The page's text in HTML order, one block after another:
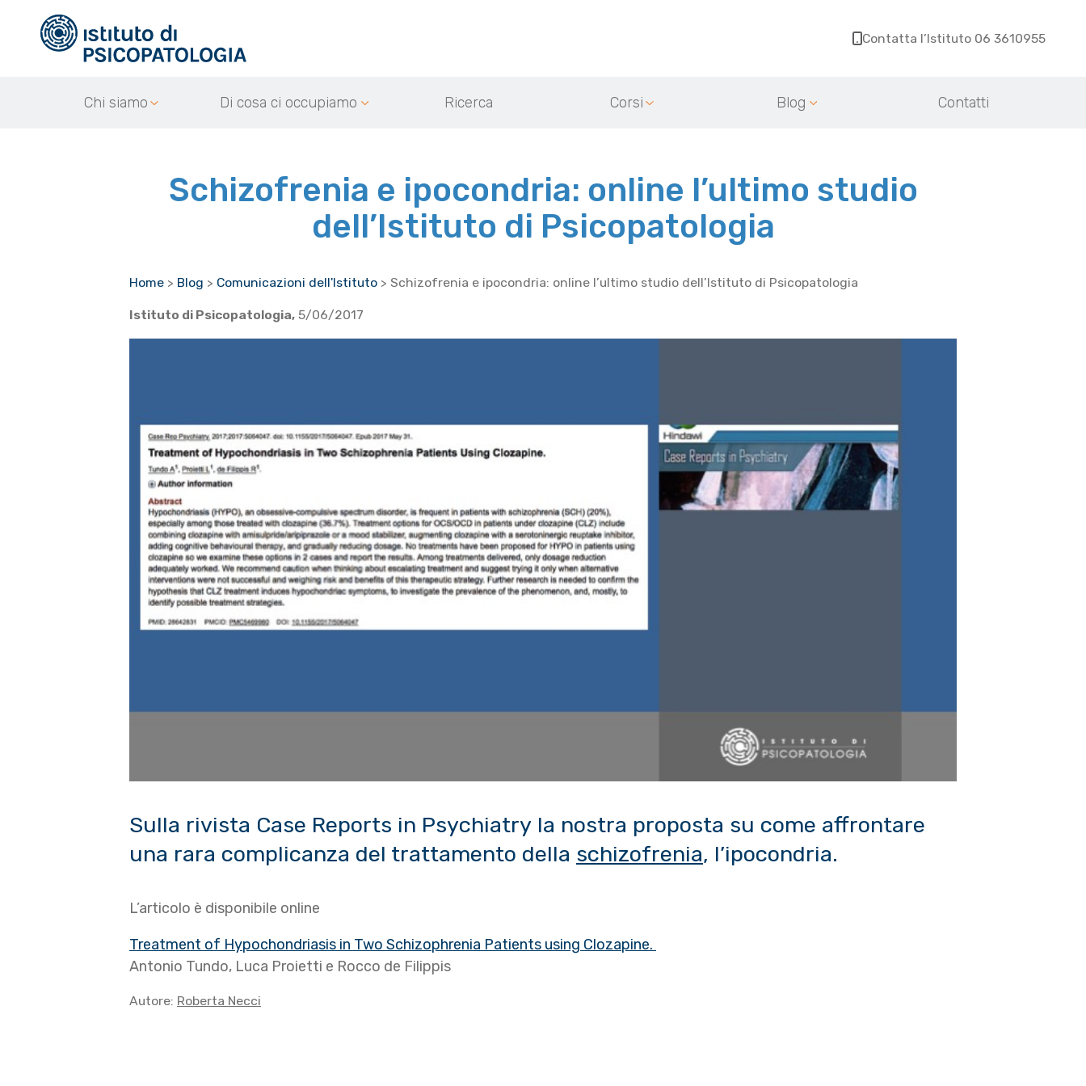
Contatta l’Istituto 06 3610955
Chi siamo Di cosa ci occupiamo Ricerca Corsi Blog Contatti
Schizofrenia e ipocondria: online l’ultimo studio
dell’Istituto di Psicopatologia
Home > Blog > Comunicazioni dell'Istituto > Schizofrenia e ipocondria: online l’ultimo studio dell’Istituto di Psicopatologia
Istituto di Psicopatologia, 5/06/2017
Sulla rivista Case Reports in Psychiatry la nostra proposta su come affrontare
una rara complicanza del trattamento della schizofrenia, l’ipocondria.
L’articolo è disponibile online
Treatment of Hypochondriasis in Two Schizophrenia Patients using Clozapine.
Antonio Tundo, Luca Proietti e Rocco de Filippis
Autore: Roberta Necci